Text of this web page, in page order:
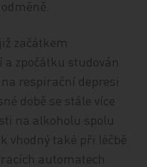
začátkem
a zpočátku studován
respirační depresi
době se stále více
na alkoholu spolu
vhodný také při léčbě
automatech